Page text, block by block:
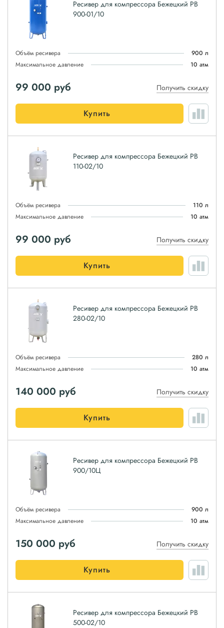
Ресивер для компрессора Бежецкий РВ
900-01/10
Объём ресивера
900 л
Максимальное давление
10 атм
99 000 руб Получить скидку
Купить
Ресивер для компрессора Бежецкий РВ
110-02/10
Объём ресивера
110 л
Максимальное давление
10 атм
99 000 руб Получить скидку
Купить
Ресивер для компрессора Бежецкий РВ
280-02/10
Объём ресивера
280 л
Максимальное давление
10 атм
140 000 руб Получить скидку
Купить
Ресивер для компрессора Бежецкий РВ
900/10Ц
Объём ресивера
900 л
Максимальное давление
10 атм
150 000 руб Получить скидку
Купить
Ресивер для компрессора Бежецкий РВ
500-02/10